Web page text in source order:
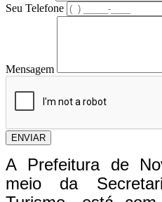
Seu Telefone
Mensagem
ENVIAR
A Prefeitura de
meio da